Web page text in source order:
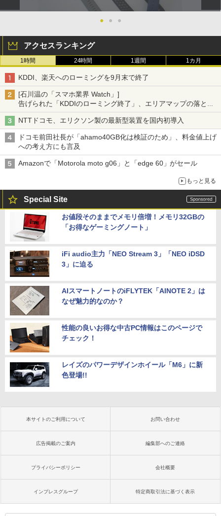
● ● ●
アクセスランキング
1時間 24時間 1週間 1カ月
KDDI、楽天へのローミングを9月末で終了
[石川温の「スマホ業界 Watch」]
告げられた「KDDIのローミング終了」、エリアマップの落とし
穴と楽天モバイルの課題
NTTドコモ、エリクソン製の最新型装置を国内初導入
ドコモ前田社長が「ahamo40GB化は検証のため」、料金値上げ
への考え方にも言及
Amazonで「Motorola moto g06」と「edge 60」がセール
もっと見る
Special Site
お値段そのままでメモリ倍増！メモリ32GBの
「お得なゲーミングノート」
iFi audio主力「NEO Stream 3」「NEO iDSD
3」に迫る
AIスマートノートのiFLYTEK「AINOTE 2」は
なぜ魅力的なのか？
性能の良いお得な中古PC情報はこのページで
チェック！
レイズのパワーデザインホイール「M6」に新
色登場!!
本サイトのご利用について お問い合わせ
広告掲載のご案内 編集部へのご連絡
プライバシーポリシー 会社概要
インプレスグループ 特定商取引法に基づく表示